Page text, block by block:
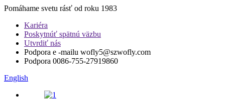
Pomáhame svetu rásť od roku 1983
Kariéra
Poskytnúť spätnú väzbu
Utvrdiť nás
Podpora e -mailu wofly5@szwofly.com
Podpora 0086-755-27919860
English